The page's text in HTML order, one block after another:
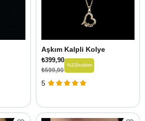
Aşkım Kalpli Kolye
₺399,90
₺599,90
%33 İndirim
5